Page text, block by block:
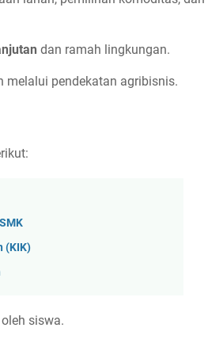
dan ramah lingkungan.
melalui pendekatan agribisnis.
(KIK)
siswa.